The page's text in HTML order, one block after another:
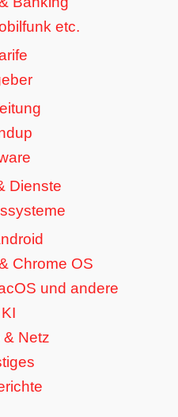
etc.
Dienste
Chrome OS
und andere
KI
& Netz